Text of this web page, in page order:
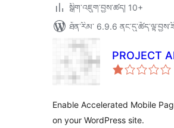
སྒྲིག་འཇུག་བྱས་ཚད། 10+
ཐོན་རིམ་ 6.9.6
PROJECT
Enable Accelerated Mobile
on your WordPress site.